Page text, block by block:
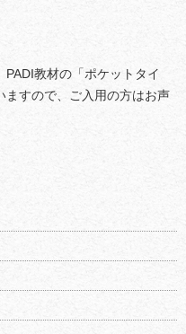
教材の「ポケットタイ
ますので、ご入用の方はお声